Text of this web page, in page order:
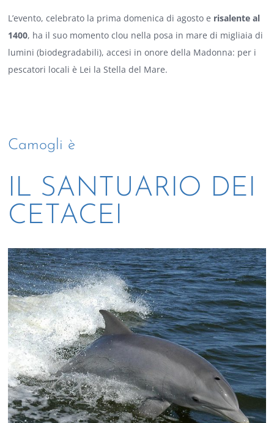
L’evento, celebrato la prima domenica di agosto e risalente al
1400, ha il suo momento clou nella posa in mare di migliaia di
lumini (biodegradabili), accesi in onore della Madonna: per i
pescatori locali è Lei la Stella del Mare.
Camogli è
IL SANTUARIO DEI
CETACEI